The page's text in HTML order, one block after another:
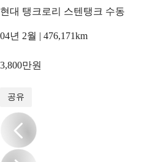
현대 탱크로리 스텐탱크 수동
04년 2월 | 476,171km
3,800만원
공유
/16